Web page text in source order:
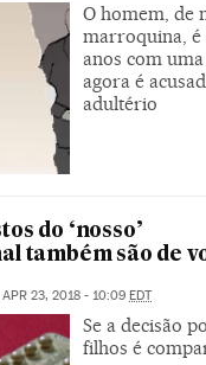
O homem, de
marroquina, é
anos com
agora é
adultério
do ‘nosso’
também são de
APR 23, 2018 - 10:09 EDT
Se a decisão
filhos é